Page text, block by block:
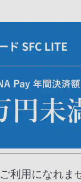
ご利用になれま